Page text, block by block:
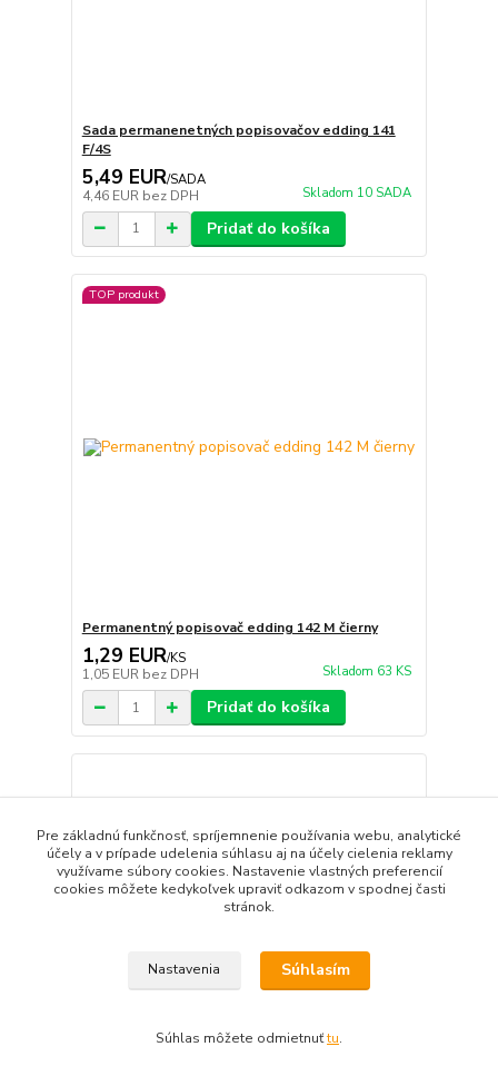
Sada permanenetných popisovačov edding 141
F/4S
5,49 EUR/SADA
4,46 EUR bez DPH Skladom 10 SADA
Pridať do košíka
TOP produkt
Permanentný popisovač edding 142 M čierny
1,29 EUR/KS
1,05 EUR bez DPH Skladom 63 KS
Pridať do košíka
Pre základnú funkčnosť, spríjemnenie používania webu, analytické
účely a v prípade udelenia súhlasu aj na účely cielenia reklamy
využívame súbory cookies. Nastavenie vlastných preferencií
cookies môžete kedykoľvek upraviť odkazom v spodnej časti
stránok.
Nastavenia Súhlasím
Súhlas môžete odmietnuťtu.